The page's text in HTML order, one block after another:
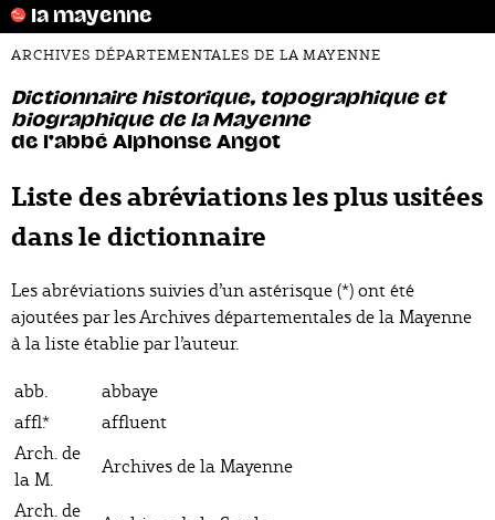
la mayenne
ARCHIVES DÉPARTEMENTALES DE LA MAYENNE
Dictionnaire historique, topographique et
biographique de la Mayenne
de l'abbé Alphonse Angot
Liste des abréviations les plus usitées
dans le dictionnaire
Les abréviations suivies d’un astérisque (*) ont été
ajoutées par les Archives départementales de la Mayenne
à la liste établie par l’auteur.
abb.
abbaye
affl.*
affluent
Arch. de
la M.
Archives de la Mayenne
Arch. de